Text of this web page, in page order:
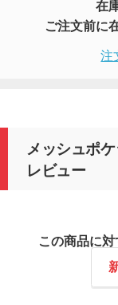
在
ご注文前に
注
メッシュポ
レビュー
この商品に